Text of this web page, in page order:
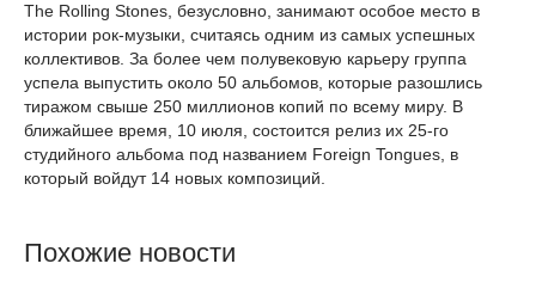
The Rolling Stones, безусловно, занимают особое место в
истории рок-музыки, считаясь одним из самых успешных
коллективов. За более чем полувековую карьеру группа
успела выпустить около 50 альбомов, которые разошлись
тиражом свыше 250 миллионов копий по всему миру. В
ближайшее время, 10 июля, состоится релиз их 25-го
студийного альбома под названием Foreign Tongues, в
который войдут 14 новых композиций.
Похожие новости